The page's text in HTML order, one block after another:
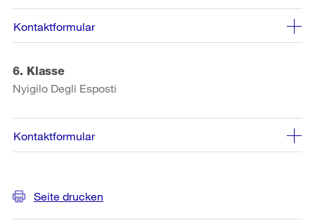
Kontaktformular
6. Klasse
Nyigilo Degli Esposti
Kontaktformular
Informationen
Seite drucken